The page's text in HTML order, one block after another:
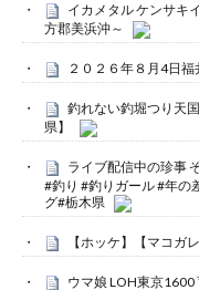
イカメタル ケンサ
方郡美浜沖～
２０２６年８月4日
釣れない釣堀つり天
県】
ライブ配信中の珍事
#釣り #釣りガール #年の
グ#栃木県
【ホッケ】【マコガ
ウマ娘 LOH東京